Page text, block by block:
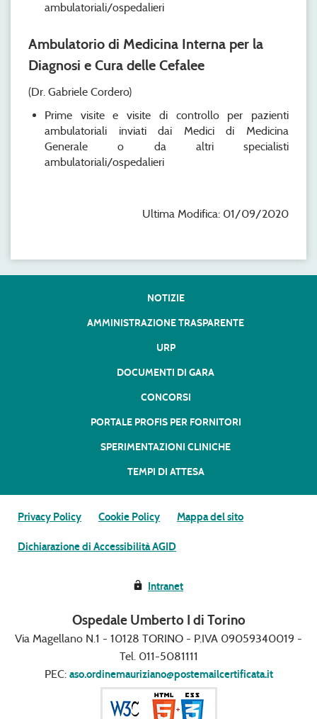
ambulatoriali/ospedalieri
Ambulatorio di Medicina Interna per la
Diagnosi e Cura delle Cefalee
(Dr. Gabriele Cordero)
Prime visite e visite di controllo per pazienti
ambulatoriali inviati dai Medici di Medicina
Generale o da altri specialisti
ambulatoriali/ospedalieri
Ultima Modifica: 01/09/2020
NOTIZIE
AMMINISTRAZIONE TRASPARENTE
URP
DOCUMENTI DI GARA
CONCORSI
PORTALE PROFIS PER FORNITORI
SPERIMENTAZIONI CLINICHE
TEMPI DI ATTESA
Privacy Policy Cookie Policy Mappa del sito
Dichiarazione di Accessibilità AGID
Intranet
Ospedale Umberto I di Torino
Via Magellano N.1 - 10128 TORINO - P.IVA 09059340019 -
Tel. 011-5081111
PEC: aso.ordinemauriziano@postemailcertificata.it